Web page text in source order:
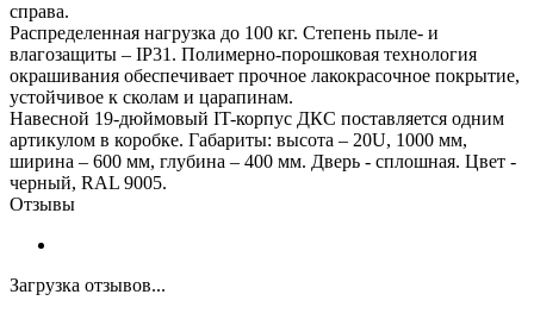
справа.
Распределенная нагрузка до 100 кг. Степень пыле- и
влагозащиты – IP31. Полимерно-порошковая технология
окрашивания обеспечивает прочное лакокрасочное покрытие,
устойчивое к сколам и царапинам.
Навесной 19-дюймовый IT-корпус ДКС поставляется одним
артикулом в коробке. Габариты: высота – 20U, 1000 мм,
ширина – 600 мм, глубина – 400 мм. Дверь - сплошная. Цвет -
черный, RAL 9005.
Отзывы
Загрузка отзывов...